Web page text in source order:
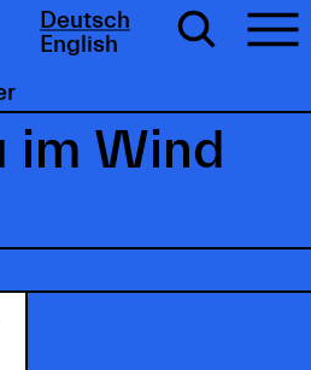
Deutsch
English
im Wind